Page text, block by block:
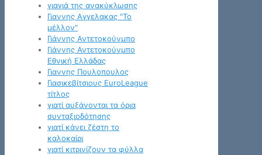
γιαγιά της ανακύκλωσης
Γιαννης Αγγελακας "Το
μέλλον"
Γιάννης Αντετοκούνμπο
Γιάννης Αντετοκούνμπο
Εθνική Ελλάδας
Γιαννης Πουλοπουλος
Γιασικεβίτσιους EuroLeague
τίτλος
γιατί αυξάνονται τα όρια
συνταξιοδότησης
γιατί κάνει ζέστη το
καλοκαίρι
γιατί κιτρινίζουν τα φύλλα